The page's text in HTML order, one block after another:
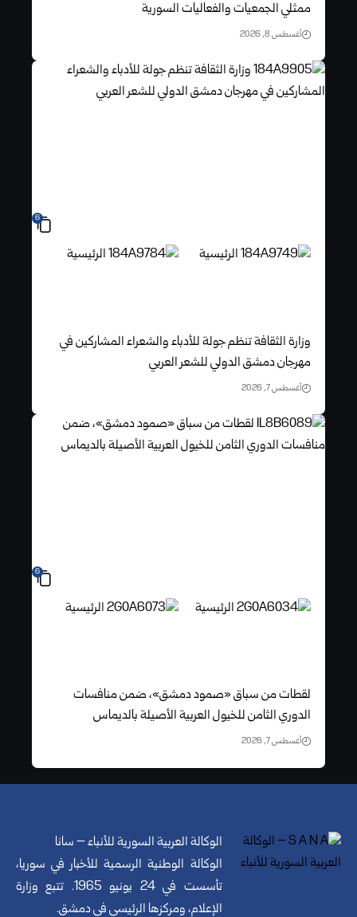
ممثلي الجمعيات والفعاليات السورية
أغسطس 8, 2026
6
وزارة الثقافة تنظم جولة للأدباء والشعراء المشاركين في
مهرجان دمشق الدولي للشعر العربي
أغسطس 7, 2026
6
لقطات من سباق «صمود دمشق»، ضمن منافسات
الدوري الثامن للخيول العربية الأصيلة بالديماس
أغسطس 7, 2026
الوكالة العربية السورية للأنباء – سانا
الوكالة الوطنية الرسمية للأخبار في سوريا،
تأسست في 24 يونيو 1965. تتبع وزارة
الإعلام، ومركزها الرئيسي في دمشق.